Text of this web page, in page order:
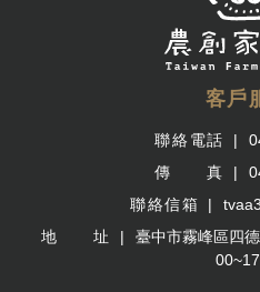
客戶
聯絡電話
傳 真
聯絡信箱
地 址
臺中市霧峰區四